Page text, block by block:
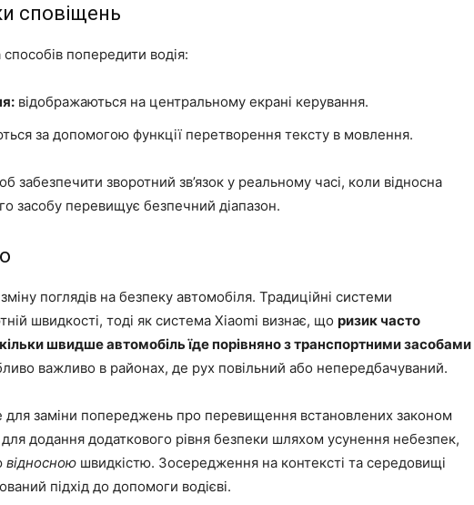
сповіщень
попередити водія:
відображаються на центральному екрані керування.
за допомогою функції перетворення тексту в мовлення.
забезпечити зворотний зв’язок у реальному часі, коли відносна
засобу перевищує безпечний діапазон.
поглядів на безпеку автомобіля. Традиційні системи
швидкості, тоді як система Xiaomi визнає, що ризик часто
швидше автомобіль їде порівняно з транспортними засобами
важливо в районах, де рух повільний або непередбачуваний.
заміни попереджень про перевищення встановлених законом
додання додаткового рівня безпеки шляхом усунення небезпек,
відносною швидкістю. Зосередження на контексті та середовищі
підхід до допомоги водієві.